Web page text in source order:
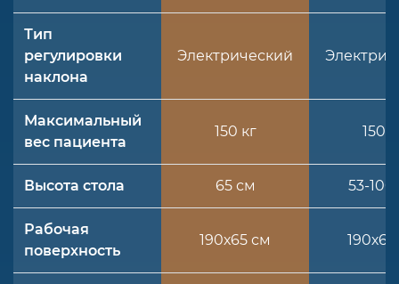
Тип
регулировки
наклона
Электрический
Максимальный
вес пациента
150 кг 150
Высота стола 65 см 53-
Рабочая
поверхность
190х65 см